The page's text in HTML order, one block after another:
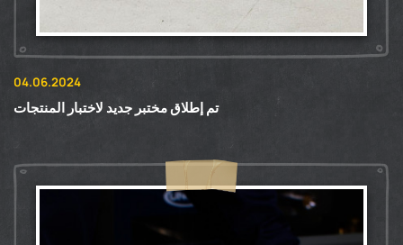
04.06.2024
تم إطلاق مختبر جديد لاختبار المنتجات